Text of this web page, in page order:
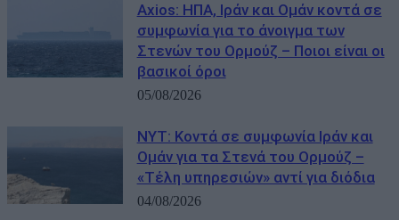
Axios: ΗΠΑ, Ιράν και Ομάν κοντά σε
συμφωνία για το άνοιγμα των
Στενών του Ορμούζ – Ποιοι είναι οι
βασικοί όροι
05/08/2026
NYT: Κοντά σε συμφωνία Ιράν και
Ομάν για τα Στενά του Ορμούζ –
«Τέλη υπηρεσιών» αντί για διόδια
04/08/2026